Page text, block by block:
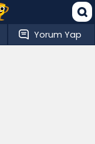
Yorum Yap